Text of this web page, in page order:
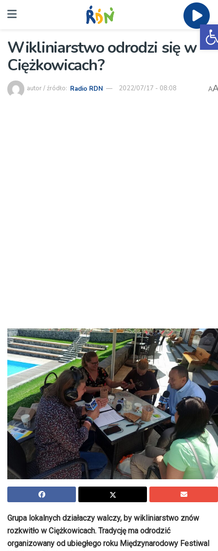
Wikliniarstwo odrodzi się w
Ciężkowicach?
autor / źródło: Radio RDN 2022/07/17 - 08:08 A
Grupa lokalnych działaczy walczy, by wikliniarstwo znów
rozkwitło w Ciężkowicach. Tradycję ma odrodzić
organizowany od ubiegłego roku Międzynarodowy Festiwal